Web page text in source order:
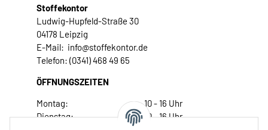
Stoffekontor
Ludwig-Hupfeld-Straße 30
04178 Leipzig
E-Mail: info@stoffekontor.de
Telefon: (0341) 468 49 65
ÖFFNUNGSZEITEN
Montag:
10 - 16 Uhr
Dienstag:
10 - 16 Uhr